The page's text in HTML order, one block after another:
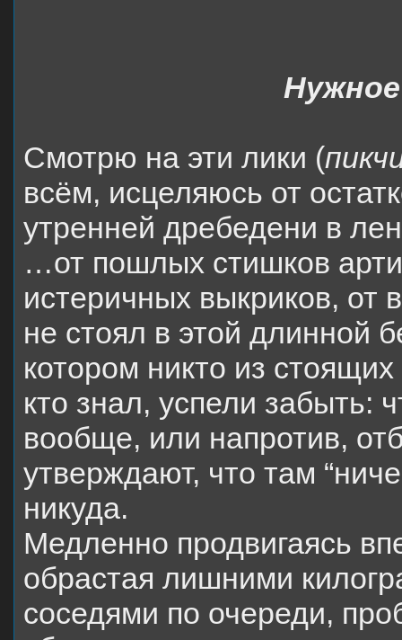
Смотрю на эти лики (
всём, исцеляюсь от
утренней дребедени в
…от пошлых стишков
истеричных выкриков, от
не стоял в этой длинной
котором никто из
кто знал, успели забыть:
вообще, или напротив,
утверждают, что там
никуда.
Медленно продвигаясь
обрастая лишними
соседями по очереди,